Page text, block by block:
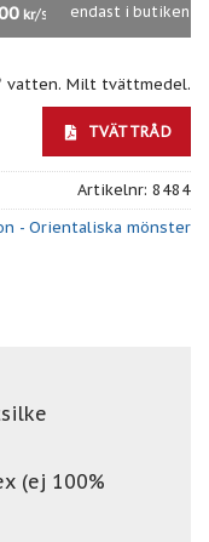
kr/st
endast i butiken
vatten. Milt tvättmedel.
TVÄTTRÅD
Artikelnr: 8484
- Orientaliska mönster
(ej 100%